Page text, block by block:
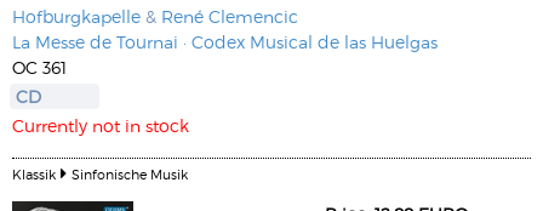
Hofburgkapelle & René Clemencic
La Messe de Tournai · Codex Musical de las Huelgas
OC 361
CD
Currently not in stock
Klassik Sinfonische Musik